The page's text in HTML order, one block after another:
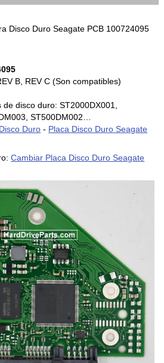
Disco Duro Seagate PCB 100724095
B, REV C (Son compatibles)
disco duro: ST2000DX001,
ST500DM002…
Duro - Placa Disco Duro Seagate
Cambiar Placa Disco Duro Seagate